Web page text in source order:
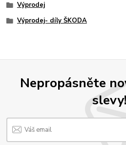
Výprodej
Výprodej- díly ŠKODA
Nepropásněte
slevy!